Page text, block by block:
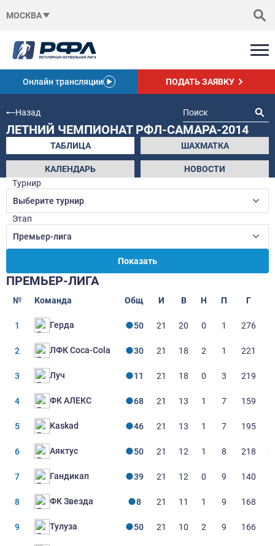
МОСКВА
Онлайн трансляции ПОДАТЬ ЗАЯВКУ
Назад
ЛЕТНИЙ ЧЕМПИОНАТ РФЛ-САМАРА-2014
ТАБЛИЦА ШАХМАТКА
КАЛЕНДАРЬ
НОВОСТИ
Турнир
Выберите турнир
Этап
Премьер-лига
Показать
ПРЕМЬЕР-ЛИГА
№ Команда Общ И В Н П Г
1 Герда 50 21 20 0 1 276
2 ЛФК Coca-Cola 30 21 18 2 1 221
3 Луч 11 21 18 0 3 219
4 ФК АЛЕКС 68 21 13 1 7 159
5 Kaskad 46 21 13 1 7 195
6 Аяктус 50 21 12 1 8 218
7 Гандикап 39 21 12 0 9 140
8 ФК Звезда 8 21 11 1 9 168
9 Тулуза 50 21 10 2 9 166